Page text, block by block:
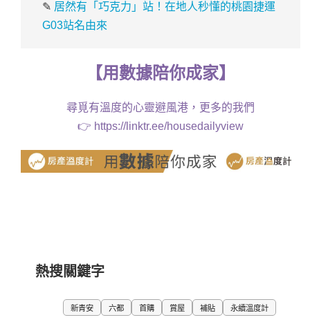
✎ 居然有「巧克力」站！在地人秒懂的桃園捷運
G03站名由來
【用數據陪你成家】
尋覓有溫度的心靈避風港，更多的我們
👉 https://linktr.ee/housedailyview
熱搜關鍵字
新青安 六都 首購 賞屋 補貼 永續溫度計